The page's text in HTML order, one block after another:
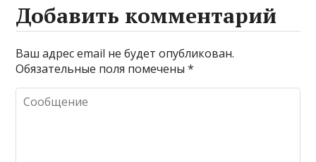
Добавить комментарий
Ваш адрес email не будет опубликован.
Обязательные поля помечены*